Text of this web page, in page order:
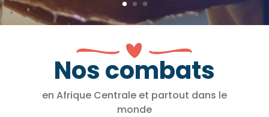
Nos combats
en Afrique Centrale et partout dans le
monde